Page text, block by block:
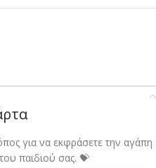
για να εκφράσετε την αγάπη
παιδιού σας. 💝